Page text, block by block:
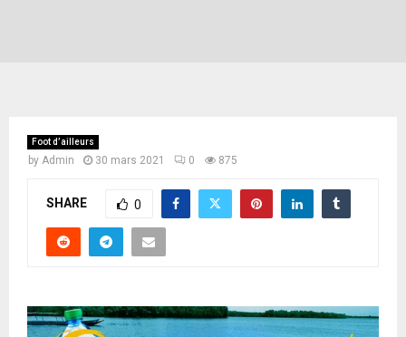
Foot d’ailleurs
by Admin 30 mars 2021 0 875
SHARE 0